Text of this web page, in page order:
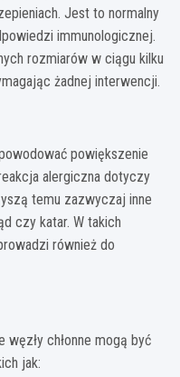
Jest to normalny
immunologicznej.
rozmiarów w ciągu kilku
żadnej interwencji.
powiększenie
alergiczna dotyczy
temu zazwyczaj inne
czy katar. W takich
również do
chłonne mogą być
jak: